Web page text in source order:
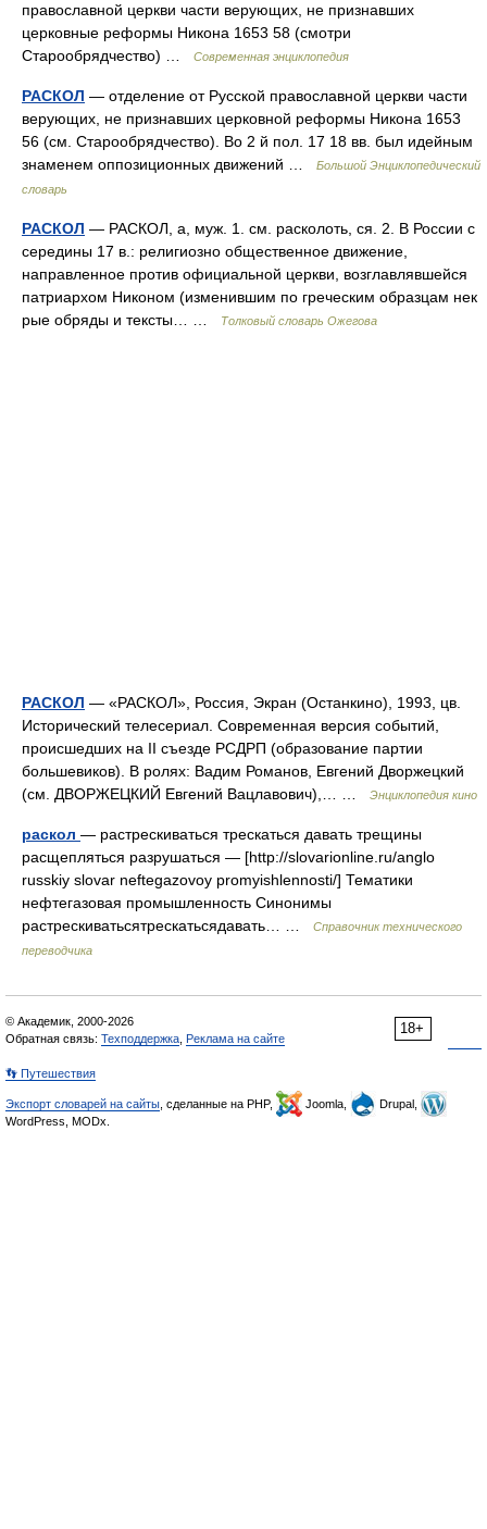
православной церкви части верующих, не признавших
церковные реформы Никона 1653 58 (смотри
Старообрядчество) …
Современная энциклопедия
РАСКОЛ — отделение от Русской православной церкви части
верующих, не признавших церковной реформы Никона 1653
56 (см. Старообрядчество). Во 2 й пол. 17 18 вв. был идейным
знаменем оппозиционных движений …
Большой Энциклопедический
словарь
РАСКОЛ — РАСКОЛ, а, муж. 1. см. расколоть, ся. 2. В России с
середины 17 в.: религиозно общественное движение,
направленное против официальной церкви, возглавлявшейся
патриархом Никоном (изменившим по греческим образцам нек
рые обряды и тексты… …
Толковый словарь Ожегова
РАСКОЛ — «РАСКОЛ», Россия, Экран (Останкино), 1993, цв.
Исторический телесериал. Современная версия событий,
происшедших на II съезде РСДРП (образование партии
большевиков). В ролях: Вадим Романов, Евгений Дворжецкий
(см. ДВОРЖЕЦКИЙ Евгений Вацлавович),… …
Энциклопедия кино
раскол — растрескиваться трескаться давать трещины
расщепляться разрушаться — [http://slovarionline.ru/anglo
russkiy slovar neftegazovoy promyishlennosti/] Тематики
нефтегазовая промышленность Синонимы
растрескиватьсятрескатьсядавать… …
Справочник технического
переводчика
18+
© Академик, 2000-2026
Обратная связь: Техподдержка Реклама на сайте
👣 Путешествия
Экспорт словарей на сайты , сделанные на PHP, Joomla,
Drupal,
WordPress, MODx.